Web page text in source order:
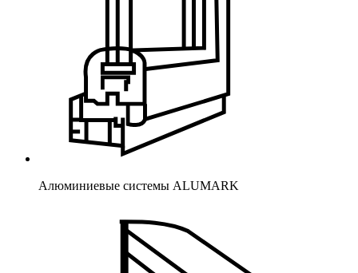
Алюминиевые системы ALUMARK